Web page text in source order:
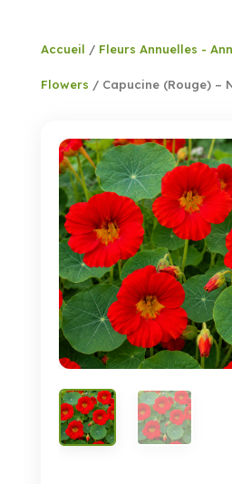
Accueil / Fleurs Annuelles -
Flowers / Capucine (Rouge) –